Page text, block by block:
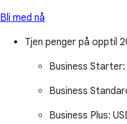
Bli med nå
Tjen penger på opptil
Business Starter:
Business
Business Plus: